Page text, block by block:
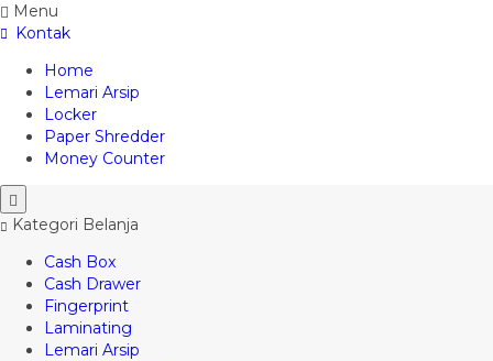
Menu
Kontak
Home
Lemari Arsip
Locker
Paper Shredder
Money Counter
Kategori Belanja
Cash Box
Cash Drawer
Fingerprint
Laminating
Lemari Arsip